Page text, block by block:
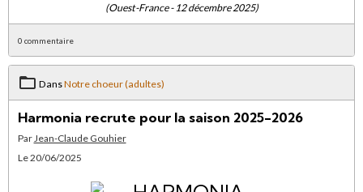
(Ouest-France - 12 décembre 2025)
0 commentaire
DansNotre choeur (adultes)
Harmonia recrute pour la saison 2025-2026
Par Jean-Claude Gouhier
Le 20/06/2025